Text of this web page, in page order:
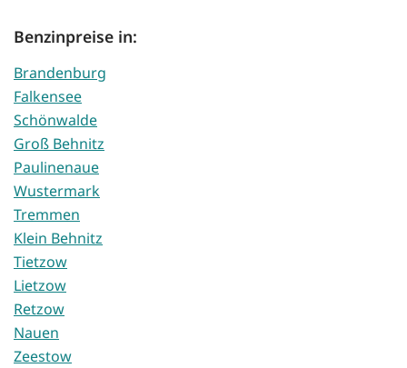
Benzinpreise in:
Brandenburg
Falkensee
Schönwalde
Groß Behnitz
Paulinenaue
Wustermark
Tremmen
Klein Behnitz
Tietzow
Lietzow
Retzow
Nauen
Zeestow